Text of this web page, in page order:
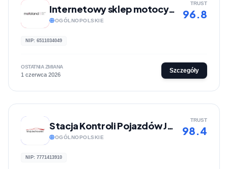
Internetowy sklep motocyklowy | MotoLand
OGÓLNOPOLSKIE
TRUST
96.8
NIP: 6511034049
OSTATNIA ZMIANA
1 czerwca 2026
Szczegóły
Stacja Kontroli Pojazdów Jerzy Wojciechowski
OGÓLNOPOLSKIE
TRUST
98.4
NIP: 7771413910